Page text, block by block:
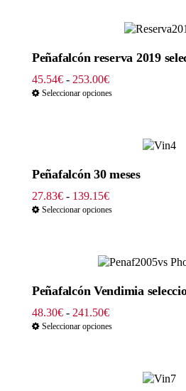
hasta
Peñafalcón reserva 2019
45.54€ - 253.00€Rango
de
Seleccionar opciones
Peñafalcón 30 meses
27.83€ - 139.15€Rango
de
hasta
Seleccionar opciones
Peñafalcón Vendimia
48.30€ - 241.50€Rango
de
Seleccionar opciones